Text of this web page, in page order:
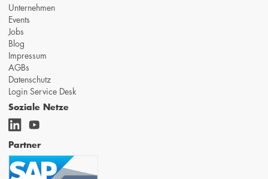
Unternehmen
Events
Jobs
Blog
Impressum
AGBs
Datenschutz
Login Service Desk
Soziale Netze
Partner